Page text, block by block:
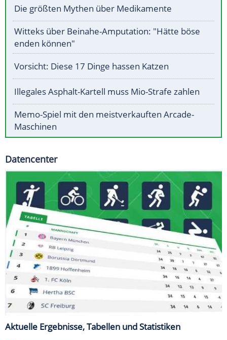
Die größten Mythen über Medikamente
Witteks über Beinahe-Amputation: "Hätte böse
enden können"
Vorsicht: Diese 17 Dinge hassen Katzen
Illegales Asphalt-Kartell muss Mio-Strafe zahlen
Memo-Spiel mit den meistverkauften Arcade-
Maschinen
Datencenter
Aktuelle Ergebnisse, Tabellen und Statistiken